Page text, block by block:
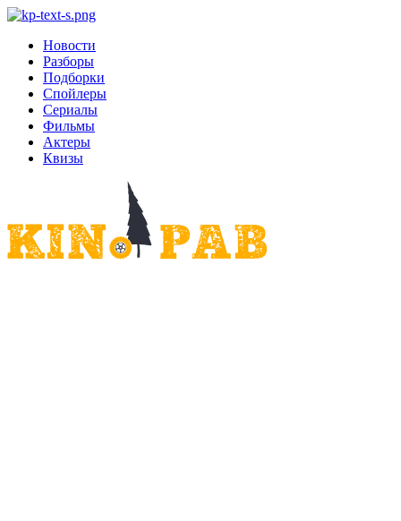
Новости
Разборы
Подборки
Спойлеры
Сериалы
Фильмы
Актеры
Квизы